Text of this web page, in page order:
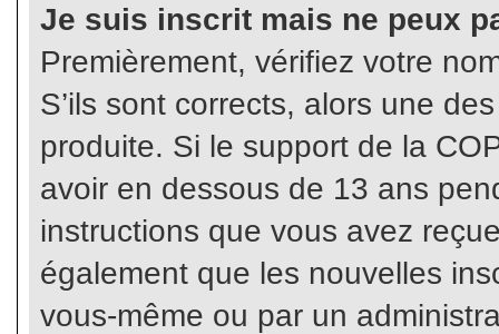
Je suis inscrit mais ne peux
Premièrement, vérifiez votre
S’ils sont corrects, alors une
produite. Si le support de la
avoir en dessous de 13 ans
instructions que vous avez
également que les nouvelles
vous-même ou par un